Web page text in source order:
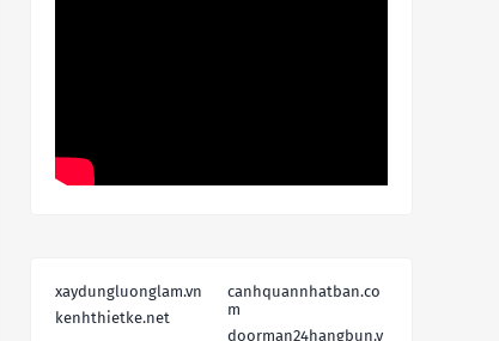
xaydungluonglam.vn
canhquannhatban.co
m
kenhthietke.net
doorman24hangbun.v